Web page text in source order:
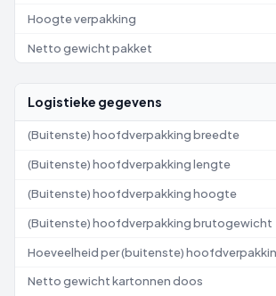
Hoogte verpakking
Netto gewicht pakket
Logistieke gegevens
(Buitenste) hoofdverpakking breedte
(Buitenste) hoofdverpakking lengte
(Buitenste) hoofdverpakking hoogte
(Buitenste) hoofdverpakking brutogewicht
Hoeveelheid per (buitenste)
Netto gewicht kartonnen doos